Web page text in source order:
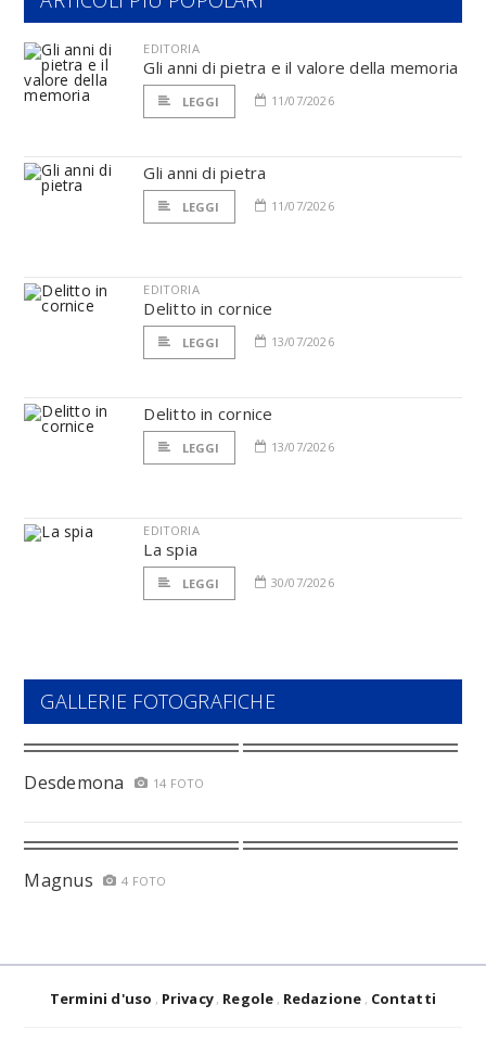
EDITORIA
Gli anni di pietra e il valore della memoria
LEGGI 11/07/2026
Gli anni di pietra
LEGGI 11/07/2026
EDITORIA
Delitto in cornice
LEGGI 13/07/2026
Delitto in cornice
LEGGI 13/07/2026
EDITORIA
La spia
LEGGI 30/07/2026
GALLERIE FOTOGRAFICHE
Desdemona 14 FOTO
Magnus 4 FOTO
Termini d'uso Privacy Regole Redazione Contatti